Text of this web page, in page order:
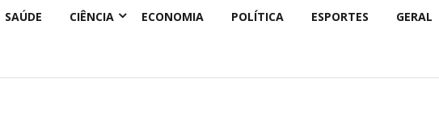
SAÚDE CIÊNCIA ECONOMIA POLÍTICA ESPORTES GERAL